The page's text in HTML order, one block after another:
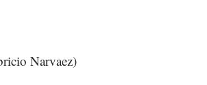
Narvaez)